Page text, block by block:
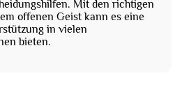
Mit den richtigen
offenen Geist kann es eine
in vielen
bieten.